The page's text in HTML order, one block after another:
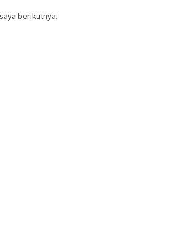
berikutnya.